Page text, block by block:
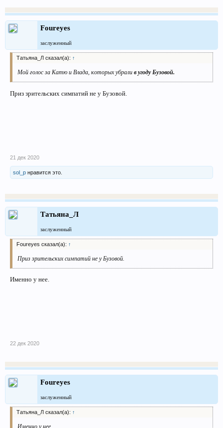
Foureyes
заслуженный
Татьяна_Л сказал(а): ↑
Мой голос за Катю и Влада, которых убрали в угоду Бузовой.
Приз зрительских симпатий не у Бузовой.
21 дек 2020
sol_p нравится это.
Татьяна_Л
заслуженный
Foureyes сказал(а): ↑
Приз зрительских симпатий не у Бузовой.
Именно у нее.
22 дек 2020
Foureyes
заслуженный
Татьяна_Л сказал(а): ↑
Именно у нее.